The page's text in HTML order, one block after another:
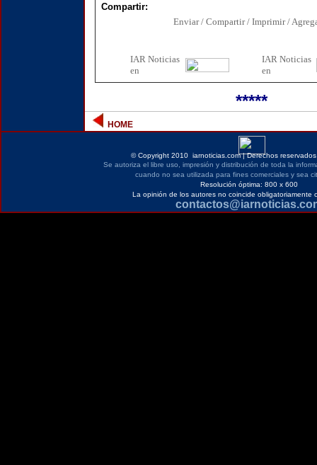
Compartir:
Enviar / Compartir / Imprimir /
IAR Noticias
en
IAR Noticias
en
*****
HOME
© Copyright 2010 iarnoticias.com | Derechos
Se autoriza el libre uso, impresión y distribución de toda la
cuando no sea utilizada para fines comerciales y sea
Resolución óptima: 800 x 600
La opinión de los autores no coincide obligatoriamente